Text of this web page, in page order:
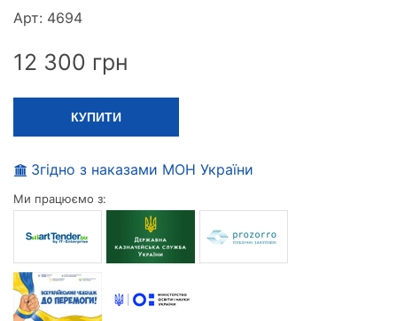
Арт: 4694
12 300 грн
КУПИТИ
Згідно з наказами МОН України
Ми працюємо з: